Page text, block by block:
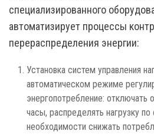
специализированного
автоматизирует процессы
перераспределения энергии:
Установка систем управления
автоматическом режиме
энергопотребление: отключать
часы, распределять нагрузку по
необходимости снижать